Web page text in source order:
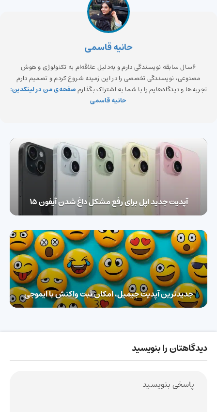
حانیه قاسمی
6سال سابقه نویسندگی دارم و به‌دلیل علاقه‌ام به تکنولوژی و هوش
مصنوعی، نویسندگی تخصصی را در این زمینه شروع کردم و تصمیم دارم
تجربه‌ها و دیدگاه‌هایم را با شما به اشتراک بگذارمصفحه‌ی من در لینکدین:
حانیه قاسمی
آپدیت جدید اپل برای رفع مشکل داغ شدن آیفون 15
جدیدترین آپدیت جیمیل، امکان ثبت واکنش با ایموجی
دیدگاهتان را بنویسید